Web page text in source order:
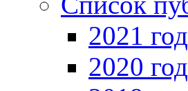
2021 год
2020 год